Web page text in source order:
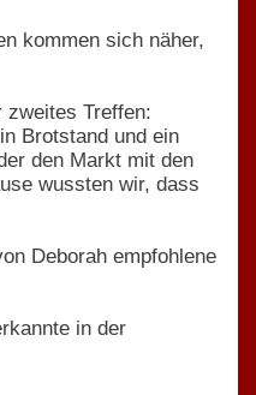
kommen sich näher,
zweites Treffen:
Brotstand und ein
den Markt mit den
wussten wir, dass
Deborah empfohlene
in der